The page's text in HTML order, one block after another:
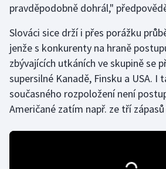
pravděpodobně dohrál,"
Slováci sice drží i přes porážku
jenže s konkurenty na hraně
zbývajících utkáních ve skupině se
supersilné Kanadě, Finsku a USA. I
současného rozpoložení není
Američané zatím např. ze tří